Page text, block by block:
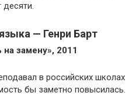
десяти.
— Генри Барт
замену», 2011
в российских школах
бы заметно повысилась.